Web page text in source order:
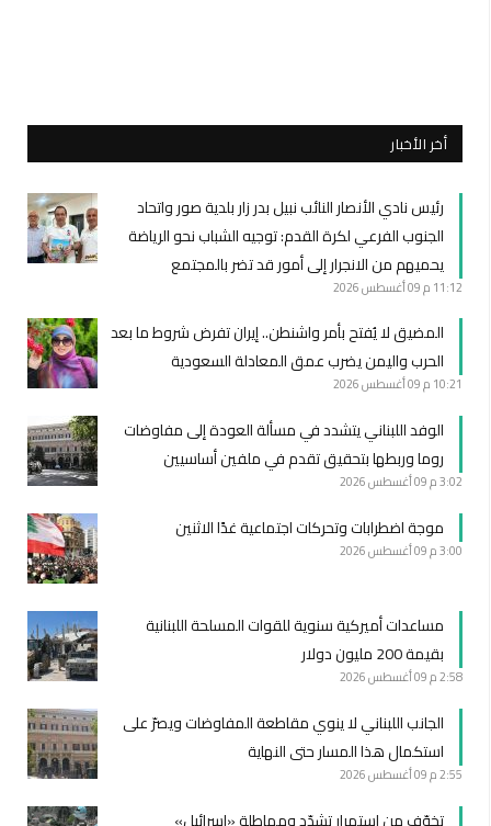
أخر الأخبار
رئيس نادي الأنصار النائب نبيل بدر زار بلدية صور واتحاد
الجنوب الفرعي لكرة القدم: توجيه الشباب نحو الرياضة
يحميهم من الانجرار إلى أمور قد تضر بالمجتمع
11:12 م 09 أغسطس 2026
المضيق لا يُفتح بأمر واشنطن.. إيران تفرض شروط ما بعد
الحرب واليمن يضرب عمق المعادلة السعودية
10:21 م 09 أغسطس 2026
الوفد اللبناني يتشدد في مسألة العودة إلى مفاوضات
روما وربطها بتحقيق تقدم في ملفين أساسيين
3:02 م 09 أغسطس 2026
موجة اضطرابات وتحركات اجتماعية غدًا الاثنين
3:00 م 09 أغسطس 2026
مساعدات أميركية سنوية للقوات المسلحة اللبنانية
بقيمة 200 مليون دولار
2:58 م 09 أغسطس 2026
الجانب اللبناني لا ينوي مقاطعة المفاوضات ويصرّ على
استكمال هذا المسار حتى النهاية
2:55 م 09 أغسطس 2026